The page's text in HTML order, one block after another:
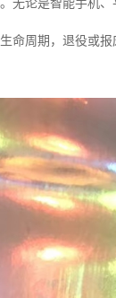
无论是智能手机
周期，退役或